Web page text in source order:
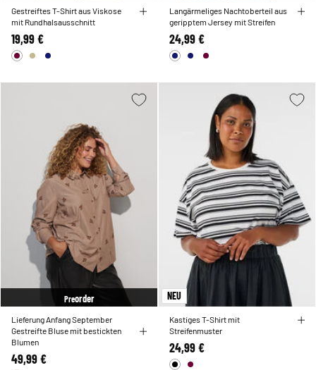
Gestreiftes T-Shirt aus Viskose
mit Rundhalsausschnitt
19,99 €
Langärmeliges Nachtoberteil aus
geripptem Jersey mit Streifen
24,99 €
Preorder
Lieferung Anfang September
Gestreifte Bluse mit bestickten
Blumen
49,99 €
NEU
Kastiges T-Shirt mit
Streifenmuster
24,99 €